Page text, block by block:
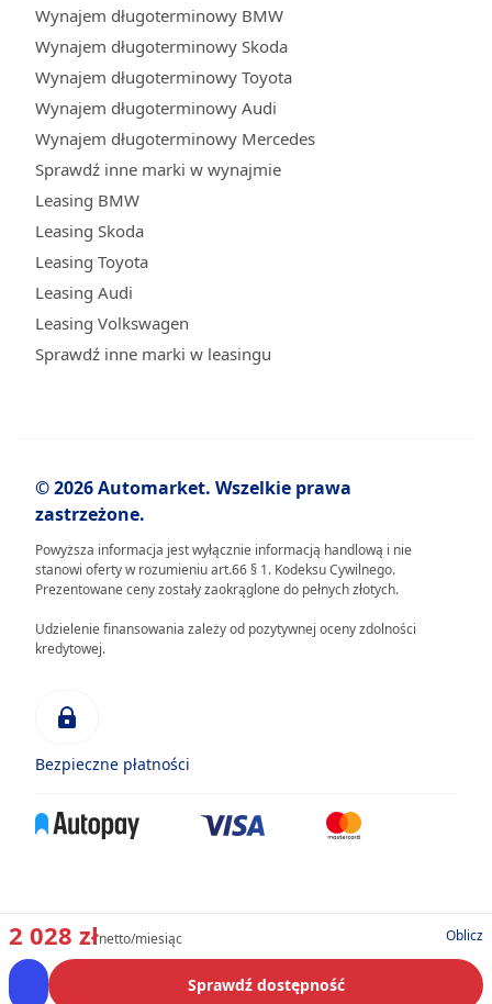
2 028 złnetto/miesiąc Oblicz
Sprawdź dostępność
Wynajem długoterminowy BMW
Wynajem długoterminowy Skoda
Wynajem długoterminowy Toyota
Wynajem długoterminowy Audi
Wynajem długoterminowy Mercedes
Sprawdź inne marki w wynajmie
Leasing BMW
Leasing Skoda
Leasing Toyota
Leasing Audi
Leasing Volkswagen
Sprawdź inne marki w leasingu
© 2026 Automarket. Wszelkie prawa
zastrzeżone.
Powyższa informacja jest wyłącznie informacją handlową i nie
stanowi oferty w rozumieniu art.66 § 1. Kodeksu Cywilnego.
Prezentowane ceny zostały zaokrąglone do pełnych złotych.
Udzielenie finansowania zależy od pozytywnej oceny zdolności
kredytowej.
Bezpieczne płatności